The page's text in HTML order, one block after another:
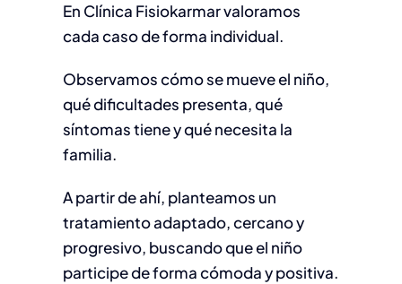
En Clínica Fisiokarmar valoramos
cada caso de forma individual.
Observamos cómo se mueve el niño,
qué dificultades presenta, qué
síntomas tiene y qué necesita la
familia.
A partir de ahí, planteamos un
tratamiento adaptado, cercano y
progresivo, buscando que el niño
participe de forma cómoda y positiva.